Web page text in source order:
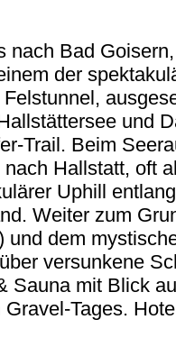
nach Bad
der
Felstunnel,
und
Trail. Beim
Hallstatt, oft
Uphill
Weiter zum
und dem
versunkene
Sauna mit Blick
Tages.